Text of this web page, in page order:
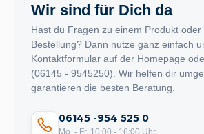
Wir sind für Dich da
Hast du Fragen zu einem Produkt oder
Bestellung? Dann nutze ganz einfach
Kontaktformular auf der Homepage
(06145 - 9545250). Wir helfen dir
garantieren die besten Beratung.
06145 -954 525 0
Mo. - Fr. 10:00 - 16:00 Uhr